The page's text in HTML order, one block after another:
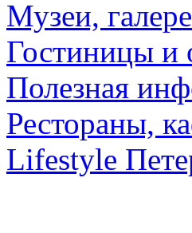
Музеи,
Гостиницы и
Полезная
Рестораны,
Lifestyle